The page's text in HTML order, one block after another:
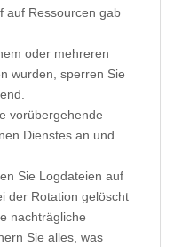
auf Ressourcen gab
oder mehreren
wurden, sperren Sie
vorübergehende
Dienstes an und
Sie Logdateien auf
der Rotation gelöscht
nachträgliche
Sie alles, was